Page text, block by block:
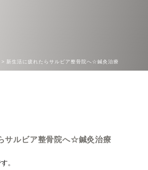
新生活に疲れたらサルビア整骨院へ☆鍼灸治療
サルビア整骨院へ☆鍼灸治療
。